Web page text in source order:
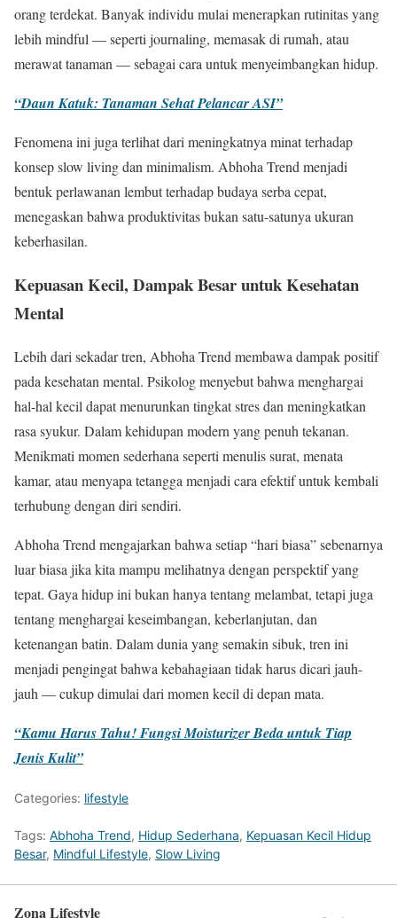
orang terdekat. Banyak individu mulai menerapkan rutinitas yang
lebih mindful — seperti journaling, memasak di rumah, atau
merawat tanaman — sebagai cara untuk menyeimbangkan hidup.
“Daun Katuk: Tanaman Sehat Pelancar ASI”
Fenomena ini juga terlihat dari meningkatnya minat terhadap
konsep slow living dan minimalism. Abhoha Trend menjadi
bentuk perlawanan lembut terhadap budaya serba cepat,
menegaskan bahwa produktivitas bukan satu-satunya ukuran
keberhasilan.
Kepuasan Kecil, Dampak Besar untuk Kesehatan
Mental
Lebih dari sekadar tren, Abhoha Trend membawa dampak positif
pada kesehatan mental. Psikolog menyebut bahwa menghargai
hal-hal kecil dapat menurunkan tingkat stres dan meningkatkan
rasa syukur. Dalam kehidupan modern yang penuh tekanan.
Menikmati momen sederhana seperti menulis surat, menata
kamar, atau menyapa tetangga menjadi cara efektif untuk kembali
terhubung dengan diri sendiri.
Abhoha Trend mengajarkan bahwa setiap “hari biasa” sebenarnya
luar biasa jika kita mampu melihatnya dengan perspektif yang
tepat. Gaya hidup ini bukan hanya tentang melambat, tetapi juga
tentang menghargai keseimbangan, keberlanjutan, dan
ketenangan batin. Dalam dunia yang semakin sibuk, tren ini
menjadi pengingat bahwa kebahagiaan tidak harus dicari jauh-
jauh — cukup dimulai dari momen kecil di depan mata.
“Kamu Harus Tahu! Fungsi Moisturizer Beda untuk Tiap
Jenis Kulit”
Categories: lifestyle
Tags: Abhoha Trend, Hidup Sederhana, Kepuasan Kecil Hidup
Besar, Mindful Lifestyle, Slow Living
Zona Lifestyle